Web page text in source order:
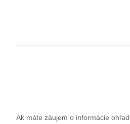
Ak máte záujem o informácie